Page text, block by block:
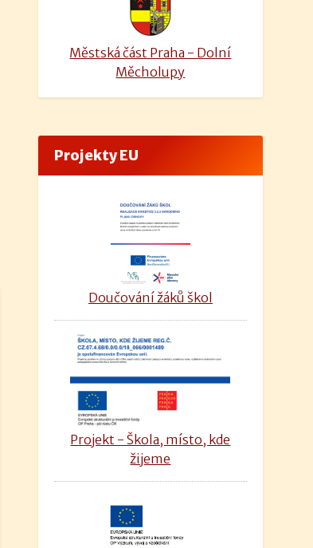
Městská část Praha - Dolní
Měcholupy
Projekty EU
Doučování žáků škol
Projekt - Škola, místo, kde
žijeme